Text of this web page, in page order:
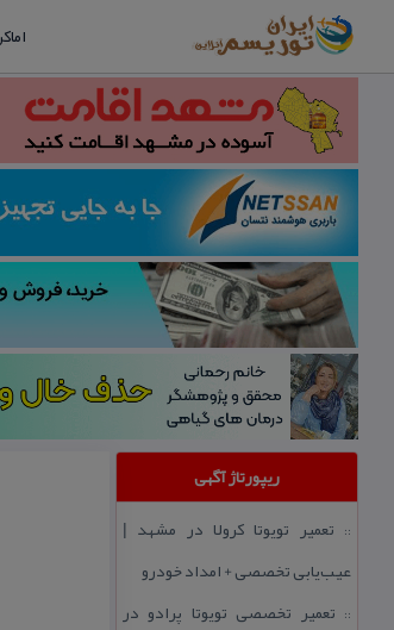
ریپورتاژ آگهی
:: تعمیر تویوتا كرولا در مشهد |
عیب‌یابی تخصصی + امداد خودرو
:: تعمیر تخصصی تویوتا پرادو در